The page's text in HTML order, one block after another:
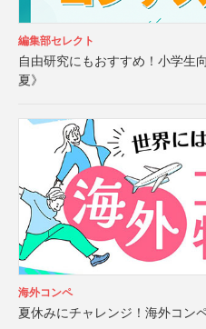
編集部セレクト
自由研究にもおすすめ！小学生
夏》
海外コンペ
夏休みにチャレンジ！海外コン